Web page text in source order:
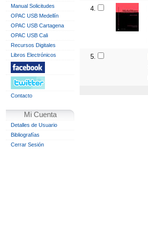
Manual Solicitudes
OPAC USB Medellín
OPAC USB Cartagena
OPAC USB Cali
Recursos Digitales
Libros Electrónicos
Contacto
Mi Cuenta
Detalles de Usuario
Bibliografías
Cerrar Sesión
4.
5.